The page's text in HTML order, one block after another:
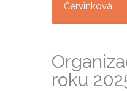
Červinková
roku